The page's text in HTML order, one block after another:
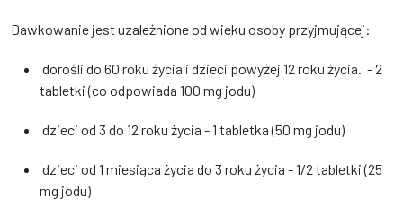
Dawkowanie jest uzależnione od wieku osoby przyjmującej:
dorośli do 60 roku życia i dzieci powyżej 12 roku życia. - 2
tabletki (co odpowiada 100 mg jodu)
dzieci od 3 do 12 roku życia - 1 tabletka (50 mg jodu)
dzieci od 1 miesiąca życia do 3 roku życia - 1/2 tabletki (25
mg jodu)